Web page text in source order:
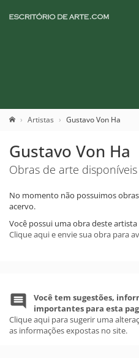
Artistas Gustavo Von Ha
Gustavo Von Ha
Obras de arte disponíveis
No momento não possuimos
acervo.
Você possui uma obra deste
Clique aqui e envie sua obra para
Você tem sugestões,
importantes para esta
Clique aqui para sugerir uma
as informações expostas no site.